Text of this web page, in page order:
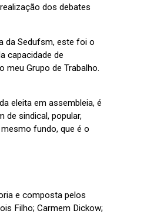
dos debates
da Sedufsm, este foi o
capacidade de
Grupo de Trabalho.
eleita em assembleia, é
de sindical, popular,
fundo, que é o
e composta pelos
Filho; Carmem Dickow;